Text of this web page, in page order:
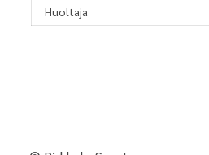
Huoltaja